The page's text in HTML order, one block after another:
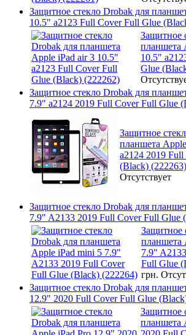
Защитное стекло Drobak для
10.5" a2123 Full Cover Full Glue
Защитное
планшета
10.5"
Glue
Защитное стекло Drobak для
7.9" a2124 2019 Full Cover Full Glue
Защитное
планшета
a2124 2019
(Black) (222263)
Отсутствует
Защитное стекло Drobak для
7.9" A2133 2019 Full Cover Full Glue
Защитное
планшета
7.9"
Full Glue
грн.
Защитное стекло Drobak для
12.9" 2020 Full Cover Full Glue
Защитное
планшета